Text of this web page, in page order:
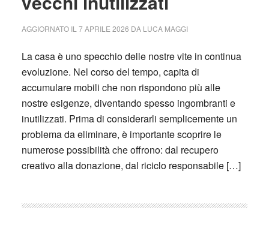
AGGIORNATO IL 7 APRILE 2026 DA LUCA MAGGI
La casa è uno specchio delle nostre vite in continua
evoluzione. Nel corso del tempo, capita di
accumulare mobili che non rispondono più alle
nostre esigenze, diventando spesso ingombranti e
inutilizzati. Prima di considerarli semplicemente un
problema da eliminare, è importante scoprire le
numerose possibilità che offrono: dal recupero
creativo alla donazione, dal riciclo responsabile […]